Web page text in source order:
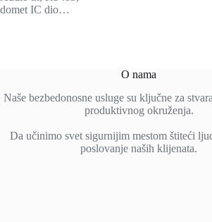
domet IC dio…
O nama
Naše bezbedonosne usluge su ključne za
produktivnog okruženja.
Da učinimo svet sigurnijim mestom štiteći
poslovanje naših klijenata.